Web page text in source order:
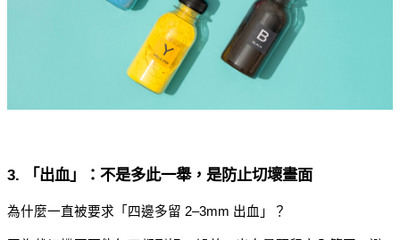
3. 「出血」：不是多此一舉，是防止切壞畫面
為什麼一直被要求「四邊多留 2–3mm 出血」？